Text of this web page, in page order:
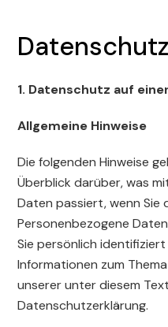
1. Datenschutz auf
Allgemeine Hinweise
Die folgenden Hinweise
Überblick darüber, was
Daten passiert, wenn Sie
Personenbezogene
Sie persönlich
Informationen zum
unserer unter diesem
Datenschutzerklärung.